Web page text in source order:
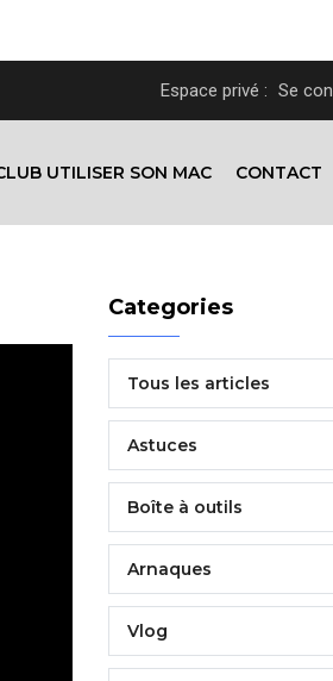
Espace privé : Se
UTILISER SON MAC CONTACT
Categories
Tous les articles
Astuces
Boîte à outils
Arnaques
Vlog